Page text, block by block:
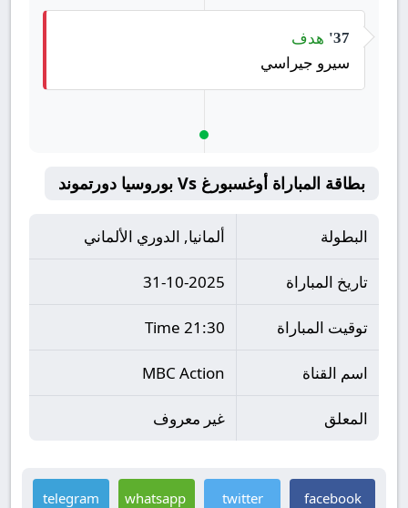
37' هدف
سيرو جيراسي
بطاقة المباراة أوغسبورغ Vs بوروسيا دورتموند
البطولة ألمانيا, الدوري الألماني
تاريخ المباراة 31-10-2025
توقيت المباراة 21:30 Time
اسم القناة MBC Action
المعلق غير معروف
facebook
twitter
whatsapp
telegram